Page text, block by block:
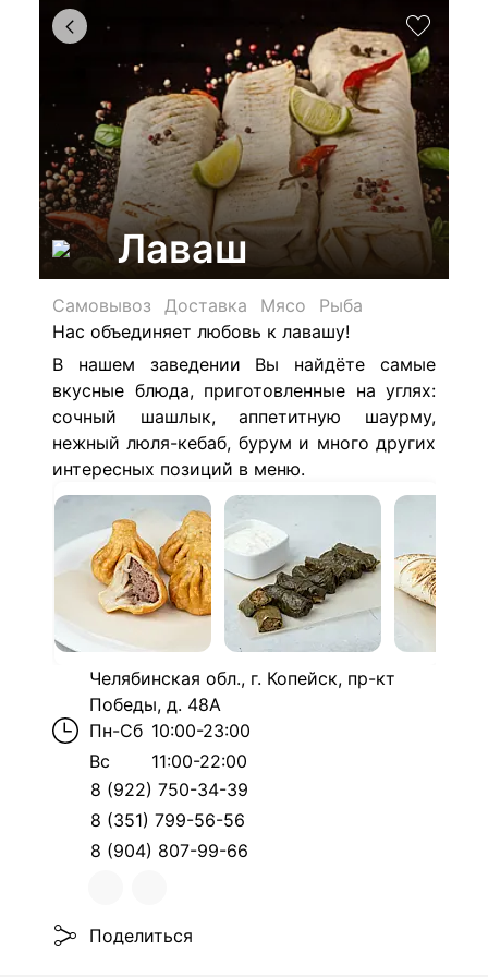
Лаваш
Самовывоз Доставка Мясо
Рыба
Нас объединяет любовь к лавашу!
В нашем заведении Вы найдёте самые
вкусные блюда, приготовленные на углях:
сочный шашлык, аппетитную шаурму,
нежный люля-кебаб, бурум и много других
интересных позиций в меню.
Челябинская обл., г. Копейск, пр-кт
Победы, д. 48А
Пн-Сб 10:00-23:00
Вс
11:00-22:00
8 (922) 750-34-39
8 (351) 799-56-56
8 (904) 807-99-66
Поделиться